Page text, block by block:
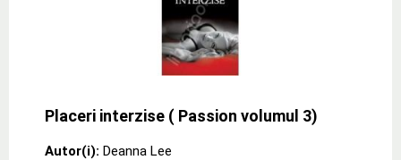
Placeri interzise ( Passion volumul 3)
Autor(i): Deanna Lee